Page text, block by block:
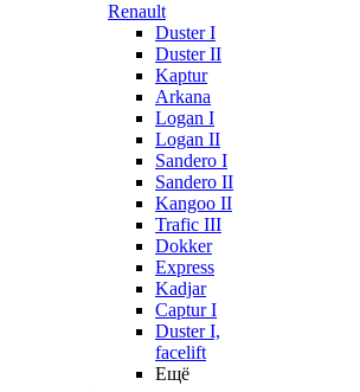
Renault
Duster I
Duster II
Kaptur
Arkana
Logan I
Logan II
Sandero I
Sandero II
Kangoo II
Trafic III
Dokker
Express
Kadjar
Captur I
Duster I,
facelift
Ещё